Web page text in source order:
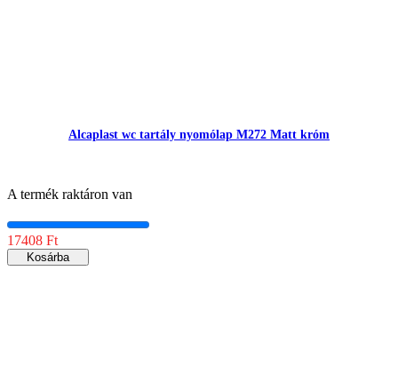
Alcaplast wc tartály nyomólap M272 Matt króm
A termék raktáron van
17408 Ft
Kosárba